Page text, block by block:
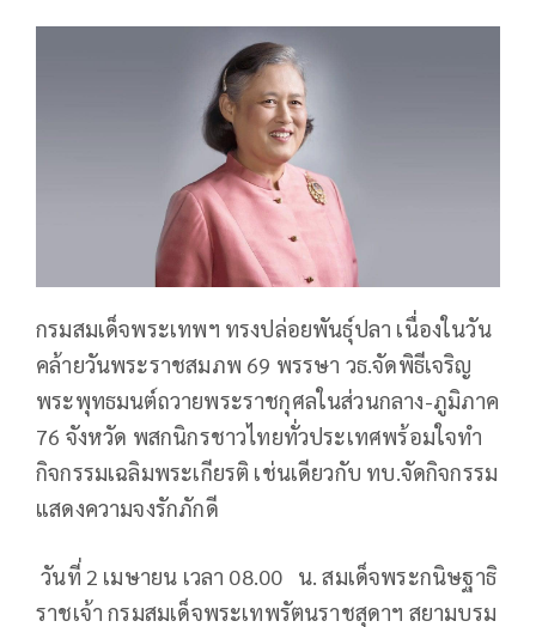
กรมสมเด็จพระเทพฯ ทรงปล่อยพันธุ์ปลา เนื่องในวัน
คล้ายวันพระราชสมภพ 69 พรรษา วธ.จัดพิธีเจริญ
พระพุทธมนต์ถวายพระราชกุศลในส่วนกลาง-ภูมิภาค
76 จังหวัด พสกนิกรชาวไทยทั่วประเทศพร้อมใจทำ
กิจกรรมเฉลิมพระเกียรติ เช่นเดียวกับ ทบ.จัดกิจกรรม
แสดงความจงรักภักดี
วันที่ 2 เมษายน เวลา 08.00 น. สมเด็จพระกนิษฐาธิ
ราชเจ้า กรมสมเด็จพระเทพรัตนราชสุดาฯ สยามบรม